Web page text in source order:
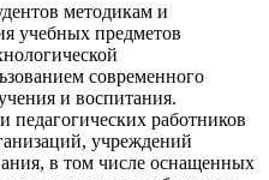
методикам и
учебных предметов
современного
и воспитания.
работников
учреждений
в том числе оснащенных